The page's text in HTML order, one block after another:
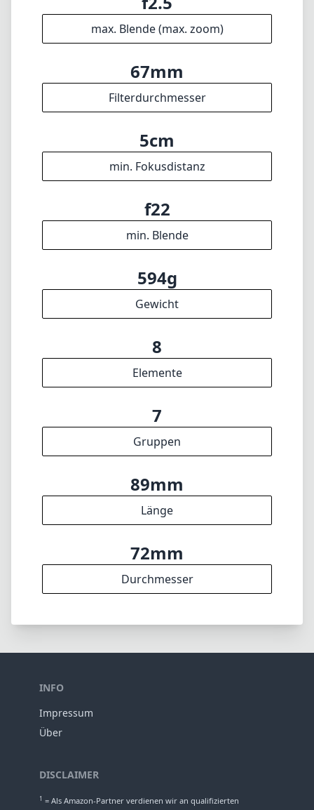
28mm
max. Brennweite
f2.5
max. Blende (min. zoom)
f2.5
max. Blende (max. zoom)
67mm
Filterdurchmesser
5cm
min. Fokusdistanz
f22
min. Blende
594g
Gewicht
8
Elemente
7
Gruppen